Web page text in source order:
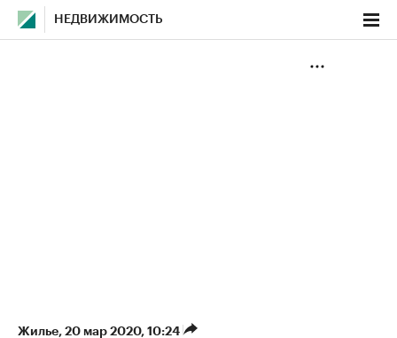
НЕДВИЖИМОСТЬ
Жилье⁠, 20 мар 2020, 10:24